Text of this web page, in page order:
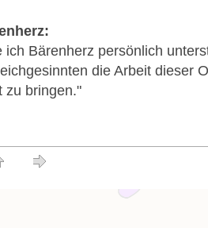
ich Bärenherz persönlich
die Arbeit dieser
zu bringen."